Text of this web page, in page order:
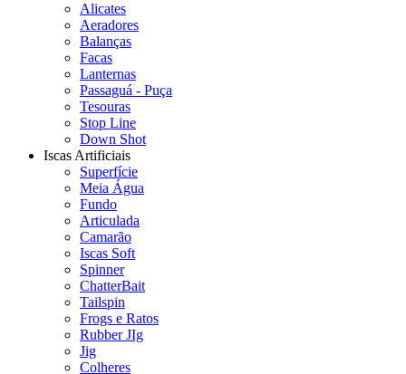
Alicates
Aeradores
Balanças
Facas
Lanternas
Passaguá - Puça
Tesouras
Stop Line
Down Shot
Iscas Artificiais
Superfície
Meia Água
Fundo
Articulada
Camarão
Iscas Soft
Spinner
ChatterBait
Tailspin
Frogs e Ratos
Rubber JIg
Jig
Colheres